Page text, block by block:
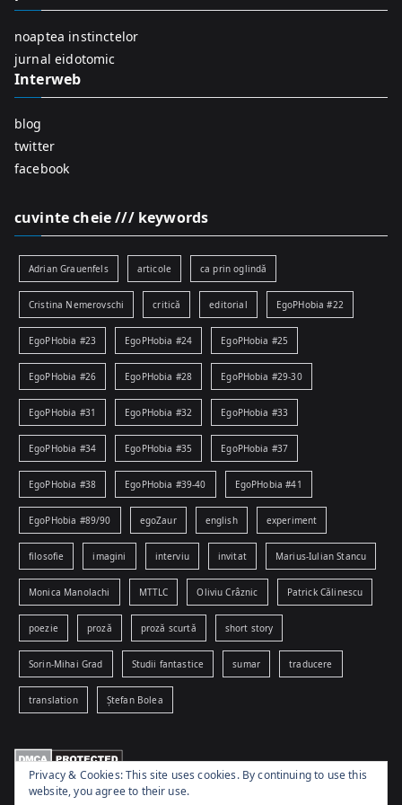
o
noaptea instinctelor
jurnal eidotomic
Interweb
blog
twitter
facebook
cuvinte cheie /// keywords
Adrian Grauenfels articole ca prin oglindă
Cristina Nemerovschi critică editorial EgoPHobia #22
EgoPHobia #23 EgoPHobia #24 EgoPHobia #25
EgoPHobia #26 EgoPHobia #28 EgoPHobia #29-30
EgoPHobia #31 EgoPHobia #32 EgoPHobia #33
EgoPHobia #34 EgoPHobia #35 EgoPHobia #37
EgoPHobia #38 EgoPHobia #39-40 EgoPHobia #41
EgoPHobia #89/90 egoZaur english experiment
filosofie imagini interviu invitat Marius-Iulian Stancu
Monica Manolachi MTTLC Oliviu Crâznic Patrick Călinescu
poezie proză proză scurtă short story
Sorin-Mihai Grad Studii fantastice sumar traducere
translation Ștefan Bolea
Privacy & Cookies: This site uses cookies. By continuing to use this
website, you agree to their use.